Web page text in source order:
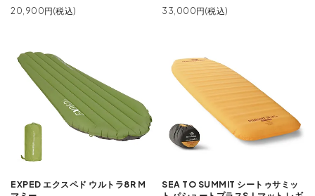
20,900円(税込)
33,000円(税込)
EXPED エクスペド ウルトラ8R M
SEA TO SUMMIT シートゥサミッ